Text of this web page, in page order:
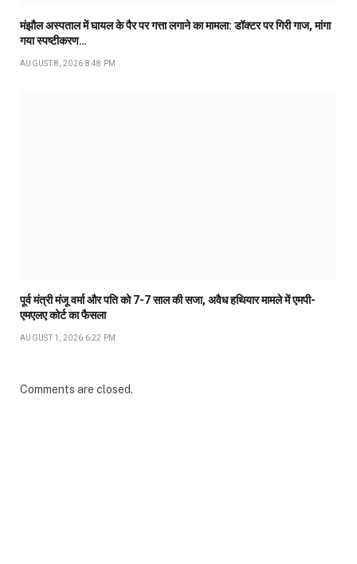
मंझौल अस्पताल में घायल के पैर पर गत्ता लगाने का मामला: डॉक्टर पर गिरी गाज, मांगा
गया स्पष्टीकरण…
AUGUST 8, 2026 8:48 PM
पूर्व मंत्री मंजू वर्मा और पति को 7-7 साल की सजा, अवैध हथियार मामले में एमपी-
एमएलए कोर्ट का फैसला
AUGUST 1, 2026 6:22 PM
Comments are closed.